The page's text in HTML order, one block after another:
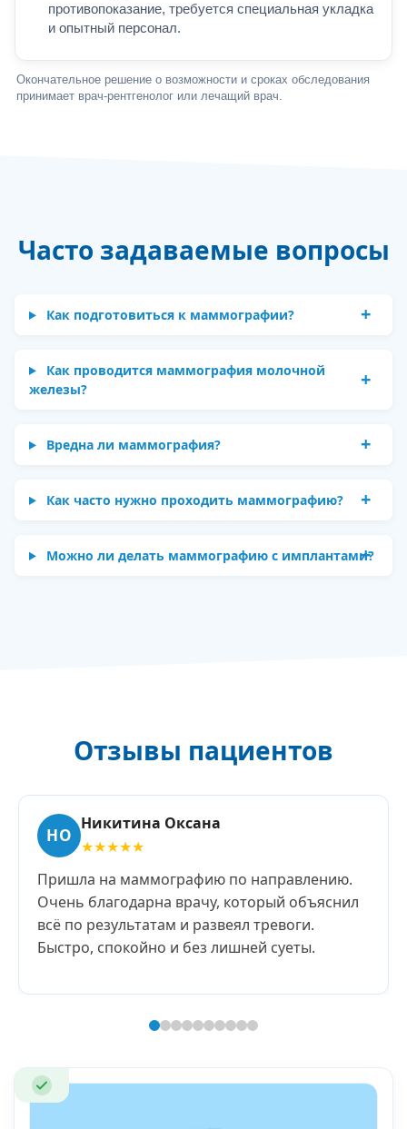
противопоказание, требуется специальная укладка
и опытный персонал.
Окончательное решение о возможности и сроках обследования
принимает врач-рентгенолог или лечащий врач.
Часто задаваемые вопросы
Как подготовиться к маммографии?
Как проводится маммография молочной
железы?
Вредна ли маммография?
Как часто нужно проходить маммографию?
Можно ли делать маммографию с имплантами?
Отзывы пациентов
НО
Никитина Оксана
★★★★★
Пришла на маммографию по направлению.
Очень благодарна врачу, который объяснил
всё по результатам и развеял тревоги.
Быстро, спокойно и без лишней суеты.